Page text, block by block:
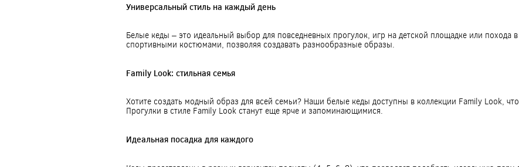
Универсальный стиль на каждый день
Белые кеды – это идеальный выбор для повседневных прогулок, игр на детской площадке или
спортивными костюмами, позволяя создавать разнообразные образы.
Family Look: стильная семья
Хотите создать модный образ для всей семьи? Наши белые кеды доступны в коллекции Family Look,
Прогулки в стиле Family Look станут еще ярче и запоминающимися.
Идеальная посадка для каждого